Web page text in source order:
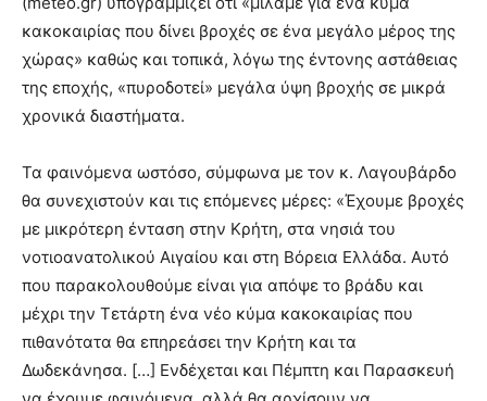
κακοκαιρίας που δίνει βροχές σε ένα μεγάλο μέρος της
χώρας» καθώς και τοπικά, λόγω της έντονης αστάθειας
της εποχής, «πυροδοτεί» μεγάλα ύψη βροχής σε μικρά
χρονικά διαστήματα.
Τα φαινόμενα ωστόσο, σύμφωνα με τον κ. Λαγουβάρδο
θα συνεχιστούν και τις επόμενες μέρες: «Έχουμε βροχές
με μικρότερη ένταση στην Κρήτη, στα νησιά του
νοτιοανατολικού Αιγαίου και στη Βόρεια Ελλάδα. Αυτό
που παρακολουθούμε είναι για απόψε το βράδυ και
μέχρι την Τετάρτη ένα νέο κύμα κακοκαιρίας που
πιθανότατα θα επηρεάσει την Κρήτη και τα
Δωδεκάνησα. […] Ενδέχεται και Πέμπτη και Παρασκευή